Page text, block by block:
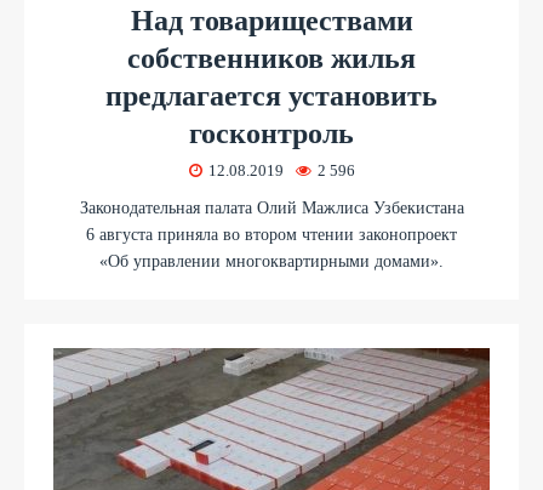
Над товариществами
собственников жилья
предлагается установить
госконтроль
12.08.2019 2 596
Законодательная палата Олий Мажлиса Узбекистана
6 августа приняла во втором чтении законопроект
«Об управлении многоквартирными домами».